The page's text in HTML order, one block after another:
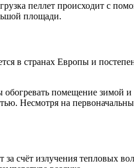
пеллет происходит с
площади.
в странах Европы и
помещение зимой
Несмотря на
счёт излучения тепловых